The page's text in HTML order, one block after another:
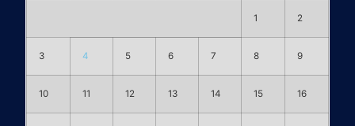
1 2
3 4 5 6 7 8 9
10 11 12 13 14 15 16